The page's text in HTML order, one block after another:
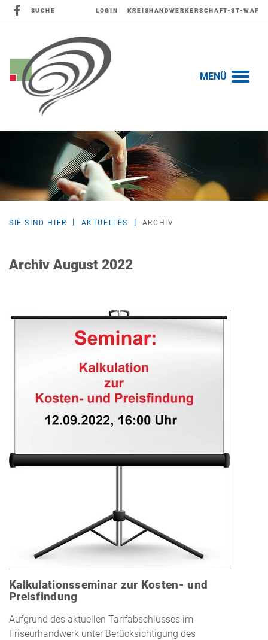
SUCHE LOGIN KREISHANDWERKERSCHAFT-ST-WAF
MENÜ
SIE SIND HIER AKTUELLES ARCHIV
Archiv August 2022
Kalkulationsseminar zur Kosten- und
Preisfindung
Aufgrund des aktuellen Tarifabschlusses im
Friseurhandwerk unter Berücksichtigung des